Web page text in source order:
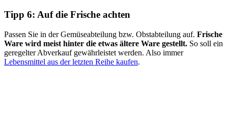
Tipp 6: Auf die Frische achten
Passen Sie in der Gemüseabteilung bzw. Obstabteilung auf. Frische
Ware wird meist hinter die etwas ältere Ware gestellt. So soll ein
geregelter Abverkauf gewährleistet werden. Also immer
Lebensmittel aus der letzten Reihe kaufen.